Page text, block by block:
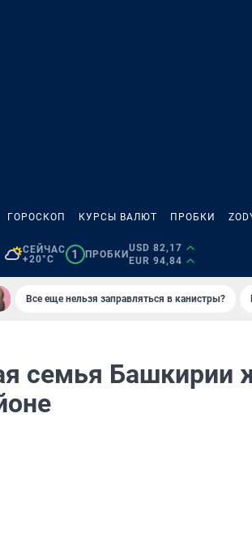
ГОРОСКОП КУРСЫ ВАЛЮТ ПРОБКИ
СЕЙЧАС
+20°C
1 ПРОБКИ
USD 82,17
EUR 94,84
Все еще нельзя заправляться в канистры?
семья Башкирии